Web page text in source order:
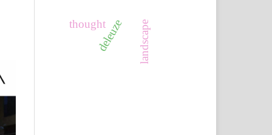
deleuze landscape
thought